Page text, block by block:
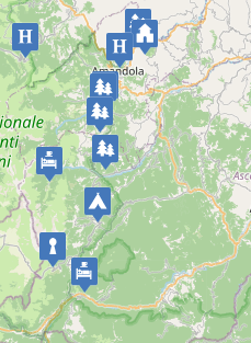
Natura
HOUSE